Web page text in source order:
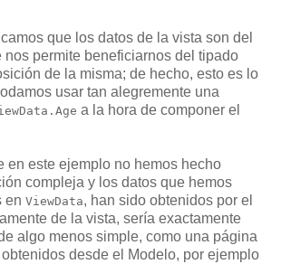
que los datos de la vista son del
nos permite beneficiarnos del tipado
de la misma; de hecho, esto es lo
usar tan alegremente una
a la hora de componer el
en este ejemplo no hemos hecho
compleja y los datos que hemos
en ViewData, han sido obtenidos por el
de la vista, sería exactamente
algo menos simple, como una página
desde el Modelo, por ejemplo